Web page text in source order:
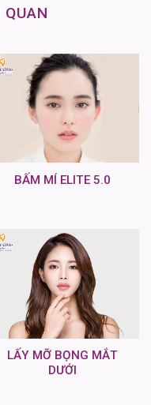
BẤM MÍ ELITE 5.0
LẤY MỠ BỌNG MẮT
DƯỚI